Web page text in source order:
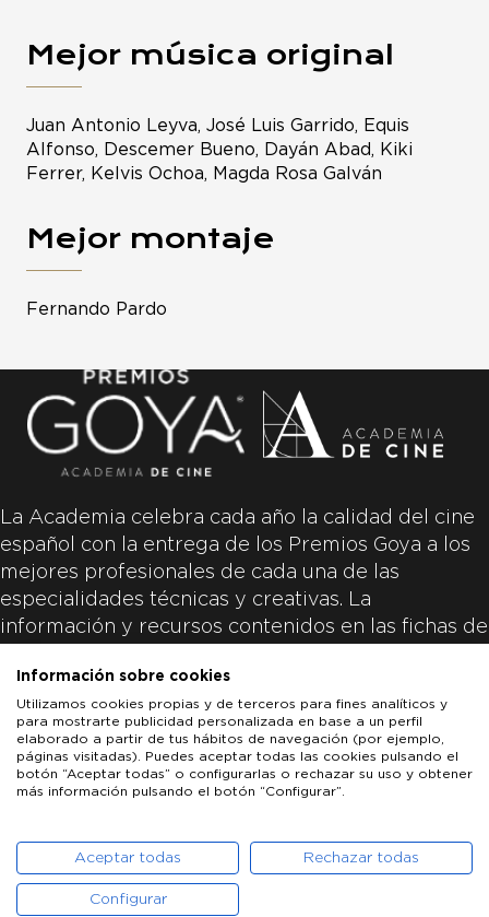
Mejor música original
Juan Antonio Leyva, José Luis Garrido, Equis
Alfonso, Descemer Bueno, Dayán Abad, Kiki
Ferrer, Kelvis Ochoa, Magda Rosa Galván
Mejor montaje
Fernando Pardo
La Academia celebra cada año la calidad del cine
español con la entrega de los Premios Goya a los
mejores profesionales de cada una de las
especialidades técnicas y creativas. La
información y recursos contenidos en las fichas de
productoras de las películas y responsabilidad
única y exclusiva de las mismas.
ACADEMIA DE CINE
PATROCINADORES PRENSA CONTACTO
POLÍTICA DE COOKIES
Información sobre cookies
Utilizamos cookies propias y de terceros para fines analíticos y
para mostrarte publicidad personalizada en base a un perfil
elaborado a partir de tus hábitos de navegación (por ejemplo,
páginas visitadas). Puedes aceptar todas las cookies pulsando el
botón “Aceptar todas” o configurarlas o rechazar su uso y obtener
más información pulsando el botón “Configurar”.
Aceptar todas Rechazar todas
Configurar